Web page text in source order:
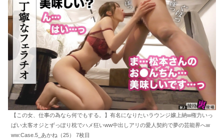
【この女、仕事の為なら何でもする。】有名になりたいラウンジ嬢上納w権力いっ
ぱい太客オジとずっぽり枕でハメ狂いww中出しアリの愛人契約で夢の芸能界へw
ww:Case.5_あかね（25） 7枚目